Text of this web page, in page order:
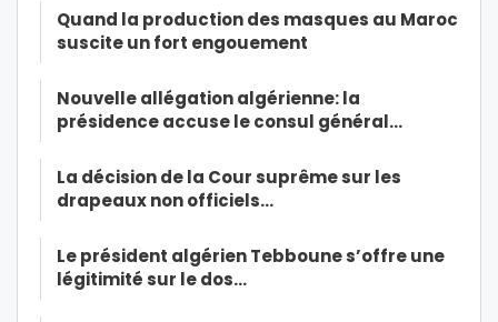
Quand la production des masques au Maroc
suscite un fort engouement
Nouvelle allégation algérienne: la
présidence accuse le consul général…
La décision de la Cour suprême sur les
drapeaux non officiels…
Le président algérien Tebboune s’offre une
légitimité sur le dos…